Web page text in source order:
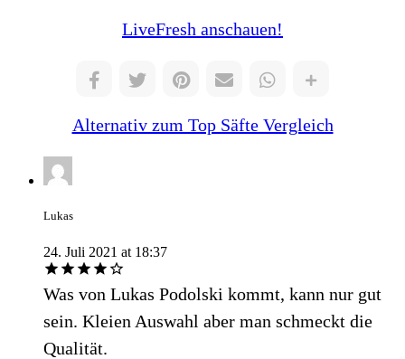
LiveFresh anschauen!
Alternativ zum Top Säfte Vergleich
Lukas
24. Juli 2021 at 18:37
Was von Lukas Podolski kommt, kann nur gut
sein. Kleien Auswahl aber man schmeckt die
Qualität.